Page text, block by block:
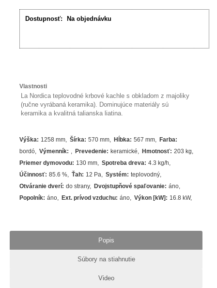
Dostupnosť: Na objednávku
Vlastnosti
La Nordica teplovodné krbové kachle s obkladom z majoliky
(ručne vyrábaná keramika). Dominujúce materiály sú
keramika a kvalitná talianska liatina.
Výška: 1258 mm Šírka: 570 mm Hĺbka: 567 mm Farba:
bordó
Výmenník: Prevedenie: keramické Hmotnosť: 203 kg
Priemer dymovodu: 130 mm Spotreba dreva: 4.3 kg/h
Účinnosť: 85.6% Ťah: 12 Pa Systém: teplovodný
Otváranie dverí: do strany Dvojstupňové spaľovanie: áno
Popolník: áno Ext. prívod vzduchu: áno Výkon [kW] : 16.8 kW
Popis
Súbory na stiahnutie
Video